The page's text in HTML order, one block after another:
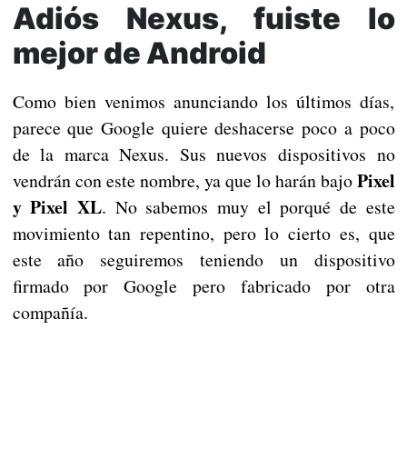
Adiós Nexus, fuiste lo
mejor de Android
Como bien venimos anunciando los últimos días,
parece que Google quiere deshacerse poco a poco
de la marca Nexus. Sus nuevos dispositivos no
vendrán con este nombre, ya que lo harán bajoPixel
y Pixel XL. No sabemos muy el porqué de este
movimiento tan repentino, pero lo cierto es, que
este año seguiremos teniendo un dispositivo
firmado por Google pero fabricado por otra
compañía.